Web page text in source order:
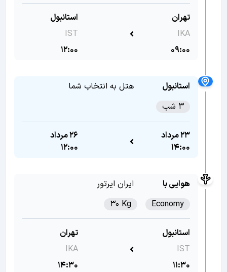
تهران
IKA
09:00
استانبول
IST
12:00
استانبول
هتل به انتخاب شما
3 شب
23 مرداد
14:00
26 مرداد
12:00
هوایی با
ایران ایرتور
Economy
30 Kg
استانبول
IST
11:30
تهران
IKA
14:30